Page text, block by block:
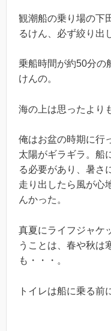
観潮船の乗り場の下
るけん、必ず絞り出
乗船時間が約50分の
けんの。
海の上は思ったより
俺はお盆の時期に行
太陽がギラギラ。船
る必要があり、暑さ
走り出したら風が心
んかった。
真夏にライフジャケ
うことは、春や秋は
も・・・。
トイレは船に乗る前